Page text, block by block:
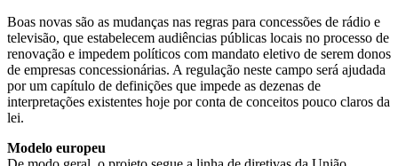
Boas novas são as mudanças nas regras para concessões de rádio e
televisão, que estabelecem audiências públicas locais no processo de
renovação e impedem políticos com mandato eletivo de serem donos
de empresas concessionárias. A regulação neste campo será ajudada
por um capítulo de definições que impede as dezenas de
interpretações existentes hoje por conta de conceitos pouco claros da
lei.
Modelo europeu